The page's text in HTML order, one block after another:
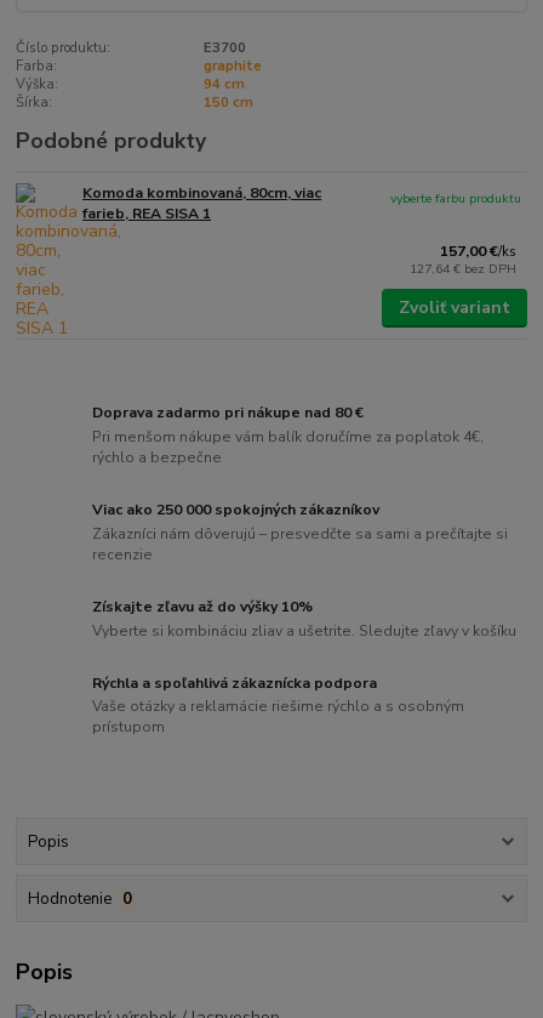
Číslo produktu:
E3700
Farba:
graphite
Výška:
94 cm
Šírka:
150 cm
Podobné produkty
Komoda kombinovaná, 80cm, viac
farieb, REA SISA 1
157,00 €/ks
127,64 € bez DPH
vyberte farbu produktu
Zvoliť variant
Doprava zadarmo pri nákupe nad 80 €
Pri menšom nákupe vám balík doručíme za poplatok 4€,
rýchlo a bezpečne
Viac ako 250 000 spokojných zákazníkov
Zákazníci nám dôverujú – presvedčte sa sami a prečítajte si
recenzie
Získajte zľavu až do výšky 10%
Vyberte si kombináciu zliav a ušetrite. Sledujte zľavy v košíku
Rýchla a spoľahlivá zákaznícka podpora
Vaše otázky a reklamácie riešime rýchlo a s osobným
prístupom
Popis
Hodnotenie 0
Popis